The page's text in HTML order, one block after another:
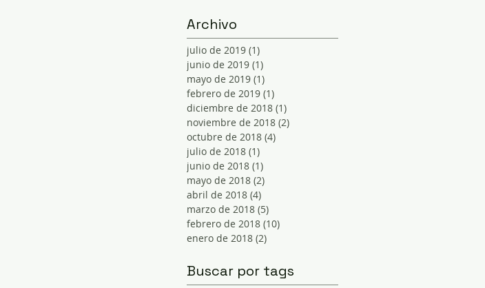
Archivo
julio de 2019 (1)
junio de 2019 (1)
mayo de 2019 (1)
febrero de 2019 (1)
diciembre de 2018 (1)
noviembre de 2018 (2)
octubre de 2018 (4)
julio de 2018 (1)
junio de 2018 (1)
mayo de 2018 (2)
abril de 2018 (4)
marzo de 2018 (5)
febrero de 2018 (10)
enero de 2018 (2)
Buscar por tags